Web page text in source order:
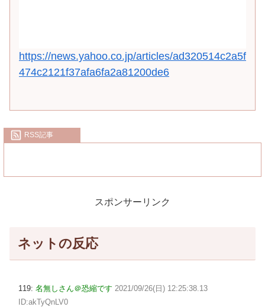
https://news.yahoo.co.jp/articles/ad320514c2a5f
474c2121f37afa6fa2a81200de6
RSS記事
スポンサーリンク
ネットの反応
119: 名無しさん＠恐縮です 2021/09/26(日) 12:25:38.13
ID:akTyQnLV0